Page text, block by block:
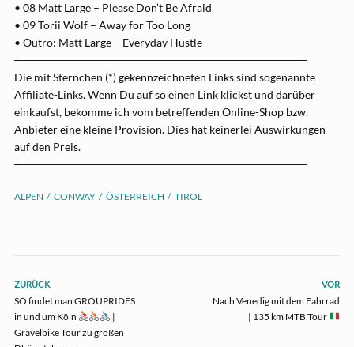
• 08 Matt Large – Please Don’t Be Afraid
• 09 Torii Wolf – Away for Too Long
• Outro: Matt Large – Everyday Hustle
─────────────────────────────────────
Die mit Sternchen (*) gekennzeichneten Links sind sogenannte
Affiliate-Links. Wenn Du auf so einen Link klickst und darüber
einkaufst, bekomme ich vom betreffenden Online-Shop bzw.
Anbieter eine kleine Provision. Dies hat keinerlei Auswirkungen
auf den Preis.
─────────────────────────────────────
ALPEN CONWAY ÖSTERREICH TIROL
ZURÜCK
SO findet man GROUPRIDES
in und um Köln
|
Gravelbike Tour zu großen
VOR
Nach Venedig mit dem Fahrrad
| 135 km MTB Tour